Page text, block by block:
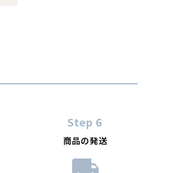
Step 6
商品の発送